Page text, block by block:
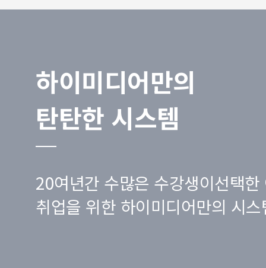
하이미디어만의
탄탄한 시스템
20여년간 수많은 수강생이선택한
취업을 위한 하이미디어만의 시